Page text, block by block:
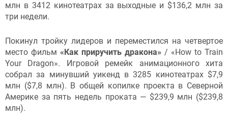
млн в 3412 кинотеатрах за выходные и $136,2 млн за
три недели.
Покинул тройку лидеров и переместился на четвертое
место фильм «Как приручить дракона» / «How to Train
Your Dragon». Игровой ремейк анимационного хита
собрал за минувший уикенд в 3285 кинотеатрах $7,9
млн ($7,8 млн). В общей копилке проекта в Северной
Америке за пять недель проката — $239,9 млн ($239,8
млн).